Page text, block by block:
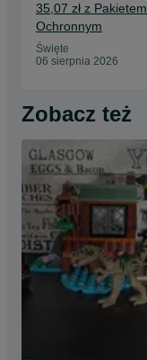
35,07 zł z Pakietem
Ochronnym
Święte
06 sierpnia 2026
Zobacz też